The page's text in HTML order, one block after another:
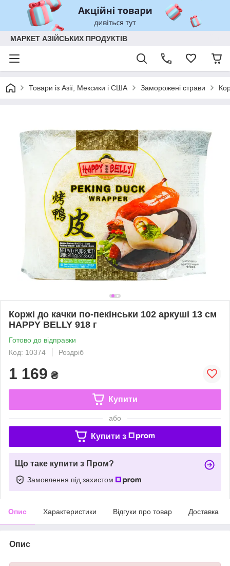
МАРКЕТ АЗІЙСЬКИХ ПРОДУКТІВ
Товари із Азії, Мексики і США Заморожені страви
Коржі до качки по-пекінськи 102 аркуші 13 см
HAPPY BELLY 918 г
Готово до відправки
Код: 10374
Роздріб
1 169 ₴
Купити
або
Купити з
Що таке купити з Пром?
Замовлення під захистом
Опис Характеристики Відгуки про товар Доставка
Опис